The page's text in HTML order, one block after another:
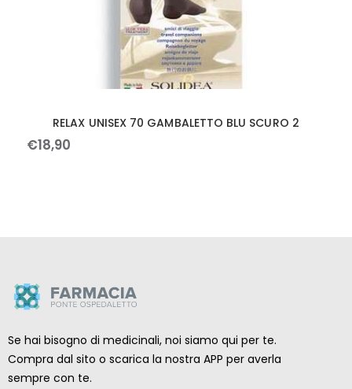
RELAX UNISEX 70 GAMBALETTO BLU SCURO 2
€18,90
Se hai bisogno di medicinali, noi siamo qui per te.
Compra dal sito o scarica la nostra APP per averla
sempre con te.